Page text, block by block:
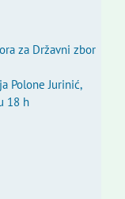
za Državni zbor
Polone Jurinić,
18 h